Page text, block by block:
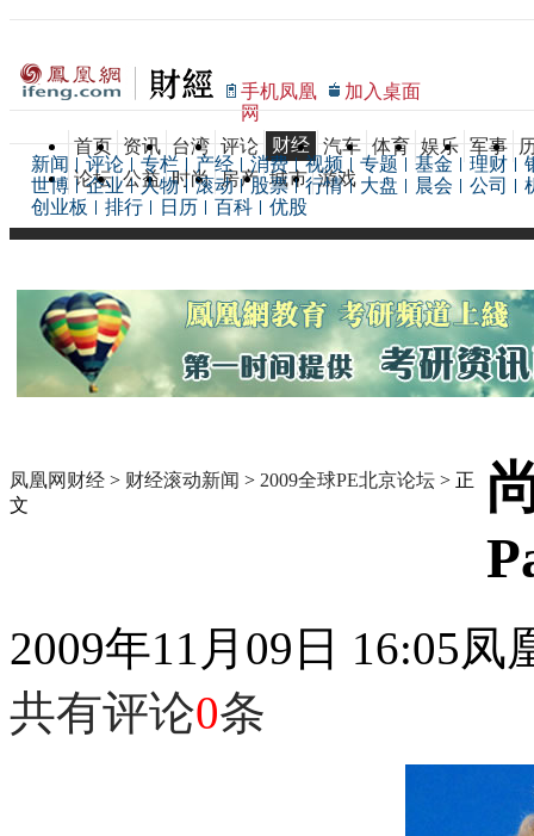
手机凤凰
网
加入桌面
首页 资讯 台湾 评论 财经 汽车 体育 娱乐 军事
论坛 公益 时尚 房产 城市 游戏
新闻 评论 专栏 产经 消费 视频 专题 基金 理财
世博
企业 人物 滚动 股票 行情 大盘 晨会 公司
创业板
排行 日历 百科 优股
凤凰网财经 > 财经滚动新闻 > 2009全球PE北京论坛 > 正
文
2009年11月09日 16:05凤
共有评论0条